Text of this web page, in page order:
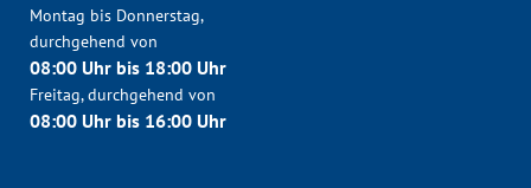
Montag bis Donnerstag,
durchgehend von
08:00 Uhr bis 18:00 Uhr
Freitag, durchgehend von
08:00 Uhr bis 16:00 Uhr